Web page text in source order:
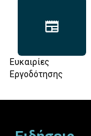
Ευκαιρίες
Εργοδότησης